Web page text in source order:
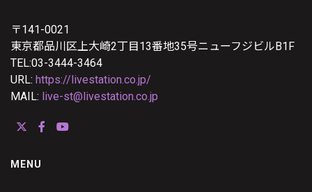
〒141-0021
東京都品川区上大崎2丁目13番地35号ニューフジビルB1F
TEL:03-3444-3464
URL: https://livestation.co.jp/
MAIL: live-st@livestation.co.jp
MENU